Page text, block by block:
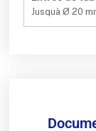
Jusquà Ø 20